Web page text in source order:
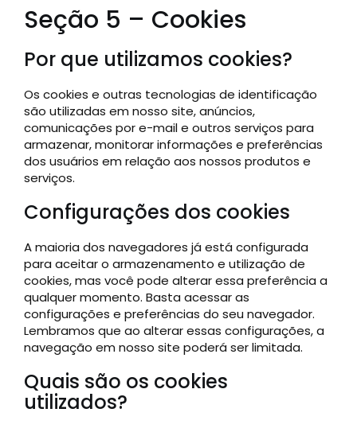
Seção 5 – Cookies
Por que utilizamos cookies?
Os cookies e outras tecnologias de identificação
são utilizadas em nosso site, anúncios,
comunicações por e-mail e outros serviços para
armazenar, monitorar informações e preferências
dos usuários em relação aos nossos produtos e
serviços.
Configurações dos cookies
A maioria dos navegadores já está configurada
para aceitar o armazenamento e utilização de
cookies, mas você pode alterar essa preferência a
qualquer momento. Basta acessar as
configurações e preferências do seu navegador.
Lembramos que ao alterar essas configurações, a
navegação em nosso site poderá ser limitada.
Quais são os cookies
utilizados?